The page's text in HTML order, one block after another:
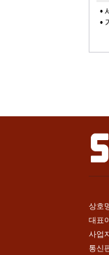
•
•
상호
대표
사업
통신